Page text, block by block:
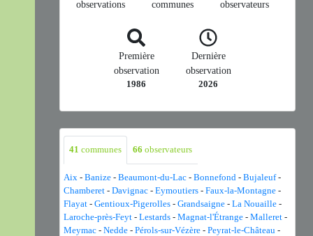
observations communes observateurs
Première
observation
1986
Dernière
observation
2026
41 communes 66 observateurs
Aix - Banize - Beaumont-du-Lac - Bonnefond - Bujaleuf-
Chamberet - Davignac - Eymoutiers - Faux-la-Montagne -
Flayat - Gentioux-Pigerolles - Grandsaigne - La Nouaille -
Laroche-près-Feyt - Lestards - Magnat-l'Étrange - Malleret -
Meymac - Nedde - Pérols-sur-Vézère - Peyrat-le-Château -